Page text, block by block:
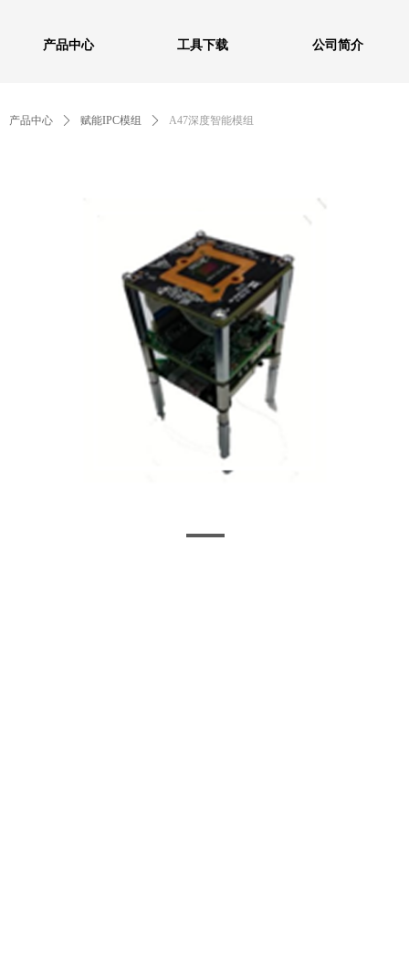
产品中心 工具下载 公司简介
产品中心 ꄲ 赋能IPC模组 ꄲ A47深度智能模组